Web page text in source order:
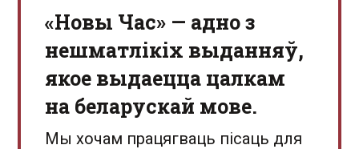
«Новы Час» — адно з
нешматлікіх выданняў,
якое выдаецца цалкам
на беларускай мове.
Мы хочам працягваць пісаць для